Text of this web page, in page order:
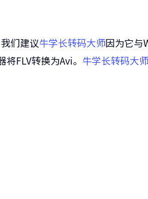
们建议牛学长转码大师因为它与
FLV转换为Avi。 牛学长转码大师